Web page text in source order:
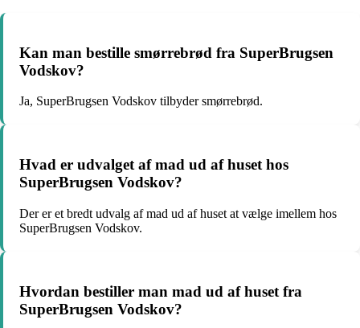
Kan man bestille smørrebrød fra SuperBrugsen
Vodskov?
Ja, SuperBrugsen Vodskov tilbyder smørrebrød.
Hvad er udvalget af mad ud af huset hos
SuperBrugsen Vodskov?
Der er et bredt udvalg af mad ud af huset at vælge imellem hos
SuperBrugsen Vodskov.
Hvordan bestiller man mad ud af huset fra
SuperBrugsen Vodskov?